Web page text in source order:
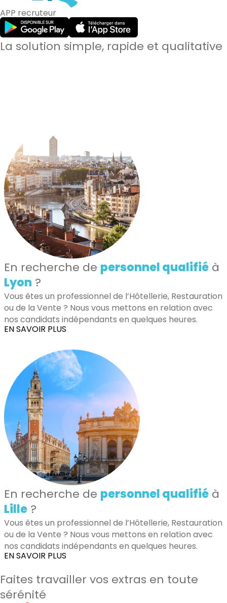
APP recruteur
La solution simple, rapide et qualitative
En recherche de personnel qualifié à
Lyon ?
Vous êtes un professionnel de l’Hôtellerie, Restauration
ou de la Vente ? Nous vous mettons en relation avec
nos candidats indépendants en quelques heures.
EN SAVOIR PLUS
En recherche de personnel qualifié à
Lille ?
Vous êtes un professionnel de l’Hôtellerie, Restauration
ou de la Vente ? Nous vous mettons en relation avec
nos candidats indépendants en quelques heures.
EN SAVOIR PLUS
Faites travailler vos extras en toute
sérénité